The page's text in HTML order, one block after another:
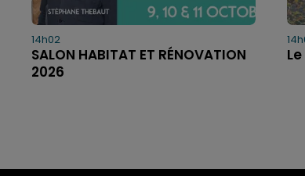
14h02
SALON HABITAT ET RÉNOVATION
2026